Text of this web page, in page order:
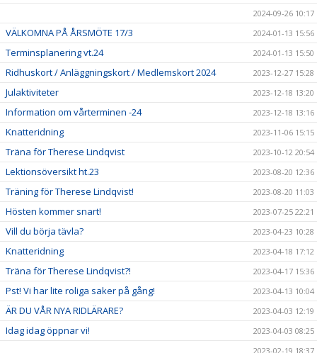
2024-09-26 10:17
VÄLKOMNA PÅ ÅRSMÖTE 17/3 2024-01-13 15:56
Terminsplanering vt.24 2024-01-13 15:50
Ridhuskort / Anläggningskort / Medlemskort 2024 2023-12-27 15:28
Julaktiviteter 2023-12-18 13:20
Information om vårterminen -24 2023-12-18 13:16
Knatteridning 2023-11-06 15:15
Träna för Therese Lindqvist 2023-10-12 20:54
Lektionsöversikt ht.23 2023-08-20 12:36
Träning för Therese Lindqvist! 2023-08-20 11:03
Hösten kommer snart! 2023-07-25 22:21
Vill du börja tävla? 2023-04-23 10:28
Knatteridning 2023-04-18 17:12
Träna för Therese Lindqvist?! 2023-04-17 15:36
Pst! Vi har lite roliga saker på gång! 2023-04-13 10:04
ÄR DU VÅR NYA RIDLÄRARE? 2023-04-03 12:19
Idag idag öppnar vi!
2023-04-03 08:25
2023-02-19 18:37